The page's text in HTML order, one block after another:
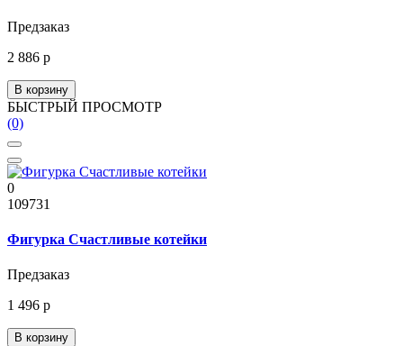
Предзаказ
2 886 р
В корзину
БЫСТРЫЙ ПРОСМОТР
(0)
0
109731
Фигурка Счастливые котейки
Предзаказ
1 496 р
В корзину